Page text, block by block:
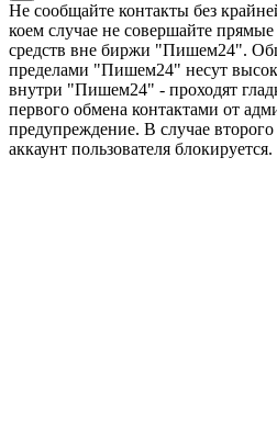
Не сообщайте контакты без
коем случае не совершайте
средств вне биржи "Пишем24".
пределами "Пишем24" несут
внутри "Пишем24" - проходят
первого обмена контактами от
предупреждение. В случае
аккаунт пользователя блокируется.